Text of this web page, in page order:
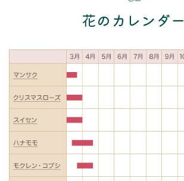
花のカレンダー